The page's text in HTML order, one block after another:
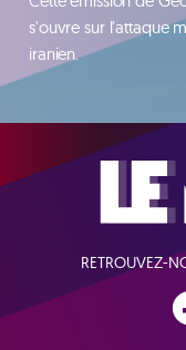
s'ouvre sur l'attaque
iranien.
RETROUVEZ-